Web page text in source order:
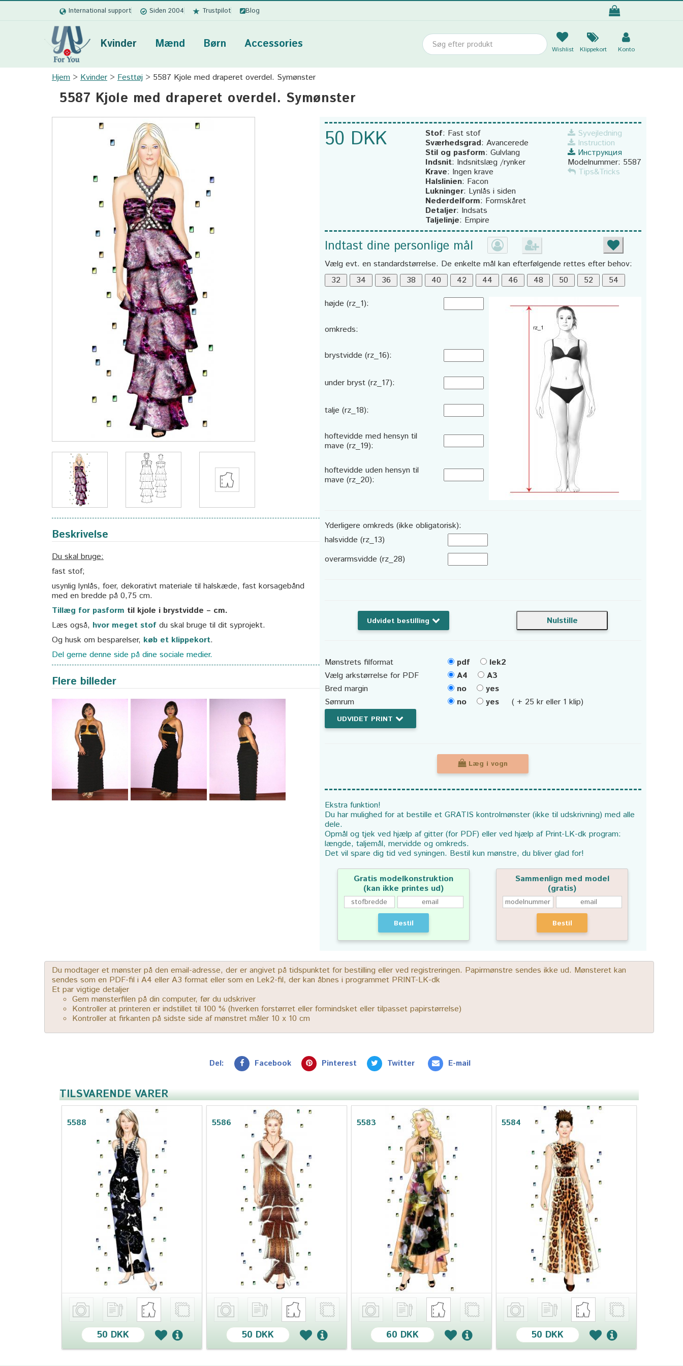
International support Siden 2004 Trustpilot Blog
Kvinder Mænd Børn Accessories Wishlist Klippekort Konto
Hjem Kvinder Festtøj 5587 Kjole med draperet overdel. Symønster
5587 Kjole med draperet overdel. Symønster
Beskrivelse
Du skal bruge:
fast stof;
usynlig lynlås, foer, dekorativt materiale til halskæde, fast korsagebånd
med en bredde på 0,75 cm.
Tillæg for pasform til kjole i brystvidde – cm.
Læs også, hvor meget stof du skal bruge til dit syprojekt.
Og husk om besparelser, køb et klippekort.
Del gerne denne side på dine sociale medier.
Flere billeder
50 DKK Stof: Fast stof
Sværhedsgrad:Avancerede
Stil og pasform:Gulvlang
Indsnit: Indsnitslæg /rynker
Krave: Ingen krave
Halslinien: Facon
Lukninger: Lynlås i siden
Nederdelform: Formskåret
Detaljer: Indsats
Taljelinje: Empire
Syvejledning
Instruction
Инструкция
Modelnummer: 5587
Tips&Tricks
Indtast dine personlige mål
Vælg evt. en standardstørrelse. De enkelte mål kan efterfølgende rettes efter behov:
højde (rz_1):
omkreds:
brystvidde (rz_16):
under bryst (rz_17):
talje (rz_18):
hoftevidde med hensyn til
mave (rz_19):
hoftevidde uden hensyn til
mave (rz_20):
Yderligere omkreds (ikke obligatorisk):
halsvidde (rz_13)
overarmsvidde (rz_28)
Udvidet bestilling
Mønstrets filformat pdf
lek2
Vælg arkstørrelse for PDF
A4
A3
Bred margin
no
yes
Sømrum
no yes ( + 25 kr eller 1 klip)
UDVIDET PRINT
Læg i vogn
Ekstra funktion!
Du har mulighed for at bestille et GRATIS kontrolmønster (ikke til udskrivning) med alle
dele.
Opmål og tjek ved hjælp af gitter (for PDF) eller ved hjælp af Print-LK-dk program:
længde, taljemål, mervidde og omkreds.
Det vil spare dig tid ved syningen. Bestil kun mønstre, du bliver glad for!
Gratis modelkonstruktion
(kan ikke printes ud)
Bestil
Sammenlign med model
(gratis)
Bestil
Du modtager et mønster på den email-adresse, der er angivet på tidspunktet for bestilling eller ved registreringen. Papirmønstre sendes ikke ud. Mønsteret kan
sendes som en PDF-fil i A4 eller A3 format eller som en Lek2-fil, der kan åbnes i programmet PRINT-LK-dk
Et par vigtige detaljer
Gem mønsterfilen på din computer, før du udskriver
Kontroller at printeren er indstillet til 100 % (hverken forstørret eller formindsket eller tilpasset papirstørrelse)
Kontroller at firkanten på sidste side af mønstret måler 10 x 10 cm
Del: Facebook Pinterest Twitter E-mail
TILSVARENDE VARER
5588
50 DKK
5586
50 DKK
5583
60 DKK
5584
50 DKK